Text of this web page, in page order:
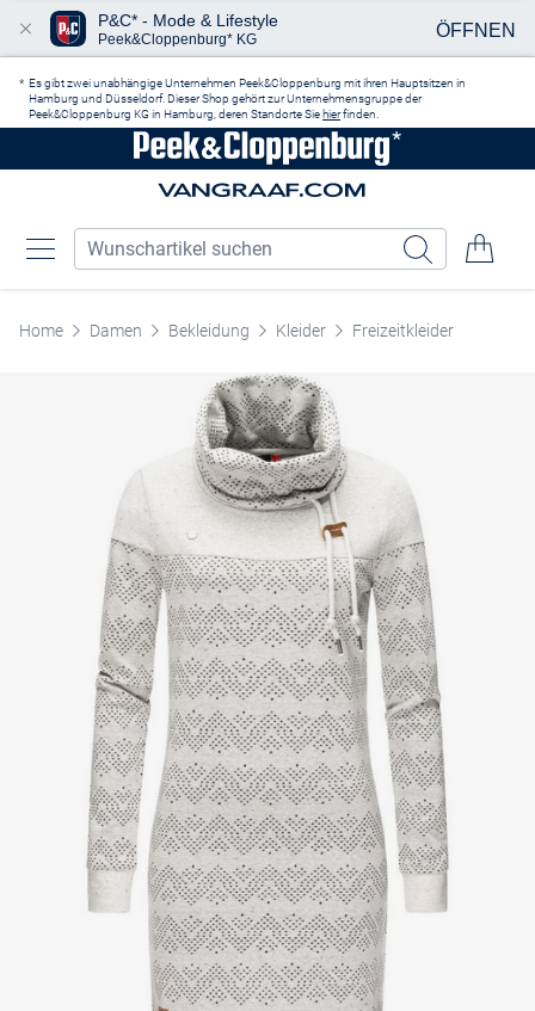
Es gibt zwei unabhängige Unternehmen Peek&Cloppenburg mit ihren Hauptsitzen in
Hamburg und Düsseldorf. Dieser Shop gehört zur Unternehmensgruppe der
Peek&Cloppenburg KG in Hamburg, deren Standorte Sie hierfinden.
Home Damen Bekleidung Kleider Freizeitkleider
P&C* - Mode & Lifestyle
Peek&Cloppenburg* KG ÖFFNEN